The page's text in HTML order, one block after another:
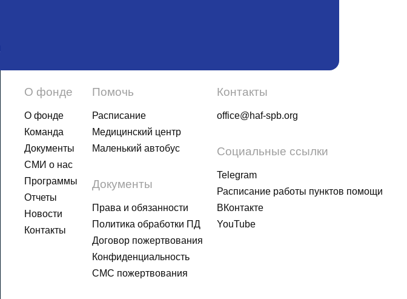
О фонде
О фонде
Команда
Документы
СМИ о нас
Программы
Отчеты
Новости
Контакты
Помочь
Расписание
Медицинский центр
Маленький автобус
Документы
Права и обязанности
Политика обработки ПД
Договор пожертвования
Конфиденциальность
СМС пожертвования
Контакты
office@haf-spb.org
Социальные ссылки
Telegram
Расписание работы пунктов помощи
ВКонтакте
YouTube